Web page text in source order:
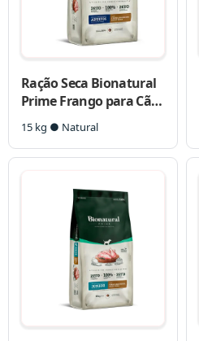
Ração Seca Bionatural
Prime Frango para Cães
Porte Médio e Grande
15 kg ● Natural